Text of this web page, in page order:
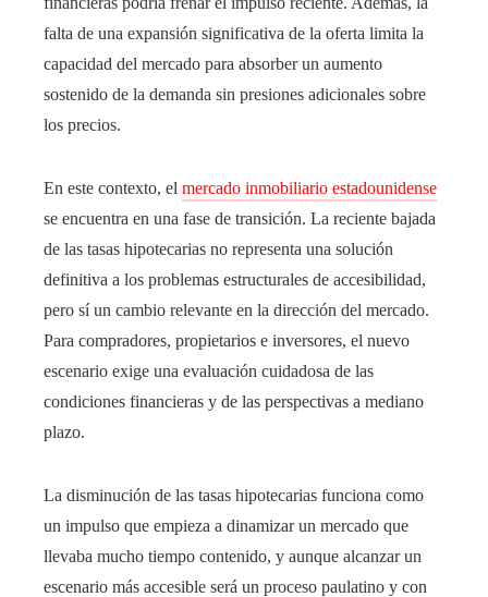
falta de una expansión significativa de la oferta limita la
capacidad del mercado para absorber un aumento
sostenido de la demanda sin presiones adicionales sobre
los precios.
En este contexto, el mercado inmobiliario estadounidense
se encuentra en una fase de transición. La reciente bajada
de las tasas hipotecarias no representa una solución
definitiva a los problemas estructurales de accesibilidad,
pero sí un cambio relevante en la dirección del mercado.
Para compradores, propietarios e inversores, el nuevo
escenario exige una evaluación cuidadosa de las
condiciones financieras y de las perspectivas a mediano
plazo.
La disminución de las tasas hipotecarias funciona como
un impulso que empieza a dinamizar un mercado que
llevaba mucho tiempo contenido, y aunque alcanzar un
escenario más accesible será un proceso paulatino y con